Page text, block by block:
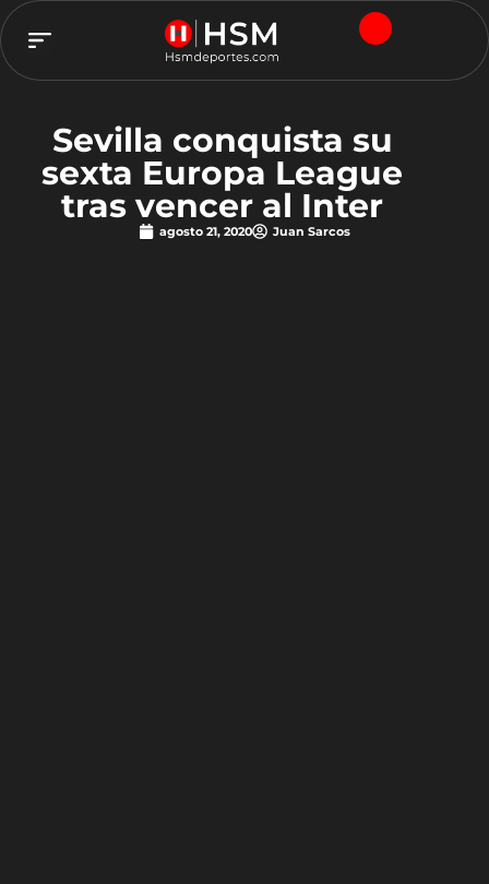
Sevilla conquista su
sexta Europa League
tras vencer al Inter
agosto 21, 2020 Juan Sarcos